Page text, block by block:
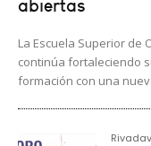
abiertas
La Escuela Superior de
continúa fortaleciendo
formación con una